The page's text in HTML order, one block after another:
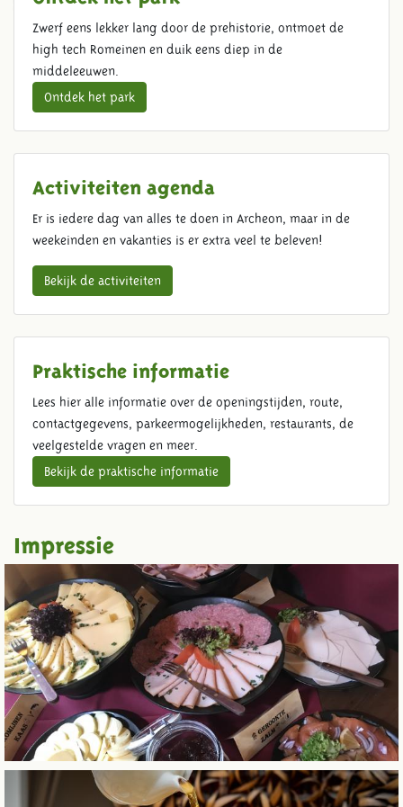
GRATIS ENTREE
Zwerf eens lekker lang door de prehistorie, ontmoet de
high tech Romeinen en duik eens diep in de
middeleeuwen.
Ontdek het park
Activiteiten agenda
Er is iedere dag van alles te doen in Archeon, maar in de
weekeinden en vakanties is er extra veel te beleven!
Bekijk de activiteiten
Praktische informatie
Lees hier alle informatie over de openingstijden, route,
contactgegevens, parkeermogelijkheden, restaurants, de
veelgestelde vragen en meer.
Bekijk de praktische informatie
Impressie